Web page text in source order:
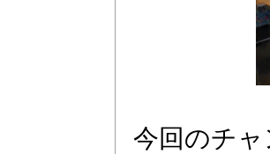
今回のチ